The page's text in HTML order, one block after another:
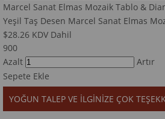
Marcel Sanat Elmas Mozaik Tablo &
Yeşil Taş Desen Marcel Sanat Elmas
$28.26 KDV Dahil
900
Azalt
Artır
Sepete Ekle
YOĞUN TALEP VE İLGİNİZE ÇOK